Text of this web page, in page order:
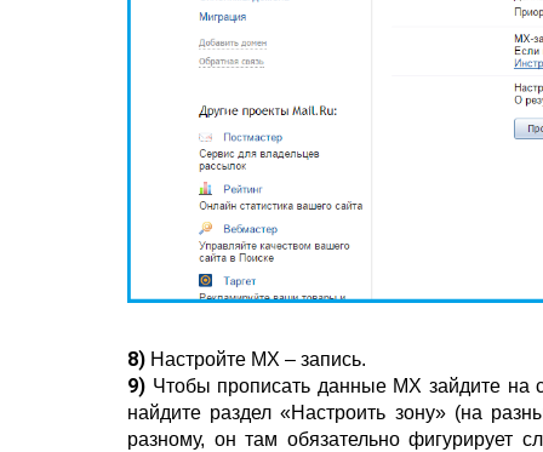
8) Настройте MX – запись.
9) Чтобы прописать данные MXзайдите на
найдите раздел «Настроить зону» (на
разному, он там обязательно фигурирует